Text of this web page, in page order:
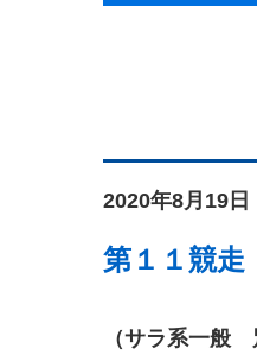
2020年8月19日
第１１競走
（サラ系一般